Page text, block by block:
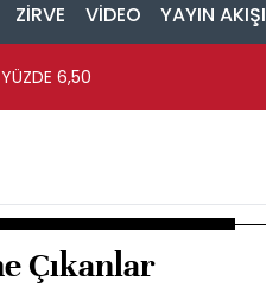
ZİRVE VİDEO YAYIN AKIŞI
6,50
Çıkanlar